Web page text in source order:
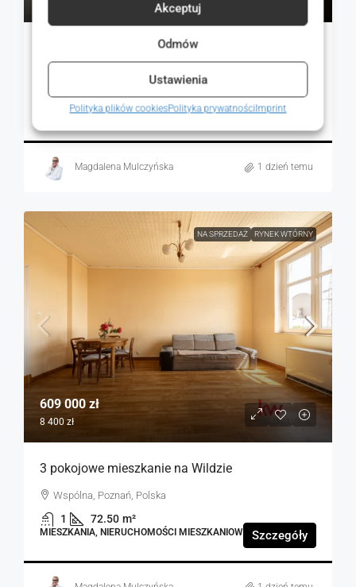
Akceptuj
Odmów
Ustawienia
Polityka plików cookiesPolityka prywatnościImprint
2 pokojowe mieszkanie ul. Warszawska
1 47.00 m²
MIESZKANIA, NIERUCHOMOŚCI MIESZKANIOWE Szczegóły
Magdalena Mulczyńska 1 dzień temu
NA SPRZEDAŻ RYNEK WTÓRNY
609 000 zł
8 400 zł
3 pokojowe mieszkanie na Wildzie
Wspólna, Poznań, Polska
1 72.50 m²
MIESZKANIA, NIERUCHOMOŚCI MIESZKANIOWE Szczegóły